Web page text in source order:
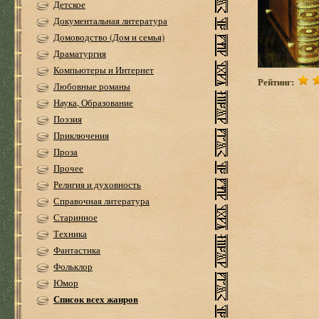
Детское
Документальная литература
Домоводство (Дом и семья)
Драматургия
Компьютеры и Интернет
Любовные романы
Наука, Образование
Поэзия
Приключения
Проза
Прочее
Религия и духовность
Справочная литература
Старинное
Техника
Фантастика
Фольклор
Юмор
Список всех жанров
Рейтинг: